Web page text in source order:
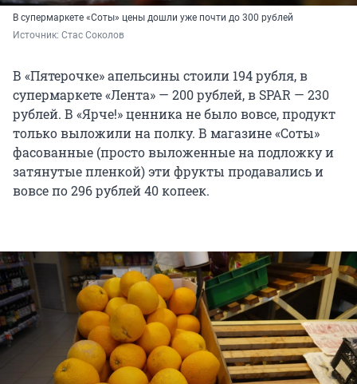
В супермаркете «Соты» цены дошли уже почти до 300 рублей
Источник: Стас Соколов
В «Пятерочке» апельсины стоили 194 рубля, в
супермаркете «Лента» — 200 рублей, в SPAR — 230
рублей. В «Ярче!» ценника не было вовсе, продукт
только выложили на полку. В магазине «Соты»
фасованные (просто выложенные на подложку и
затянутые пленкой) эти фрукты продавались и
вовсе по 296 рублей 40 копеек.